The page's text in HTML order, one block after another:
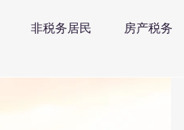
非税务居民 房产税务